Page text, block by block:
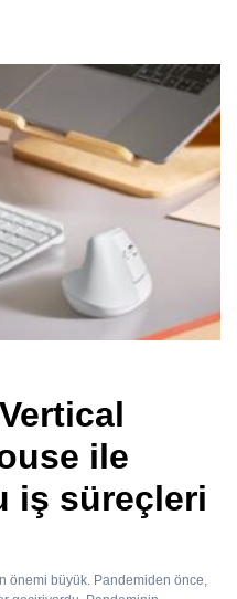
ile
iş süreçleri
önemi büyük. Pandemiden önce,